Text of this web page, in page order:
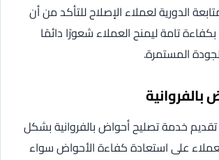
الدورية لعملاء الإصلاح للتأكد من أن
تامة ليمنح العملاء شعورًا دائمًا
المستمرة.
خدمة تصليح أحواض بالفروانية بشكل
على استعادة كفاءة الأحواض سواء